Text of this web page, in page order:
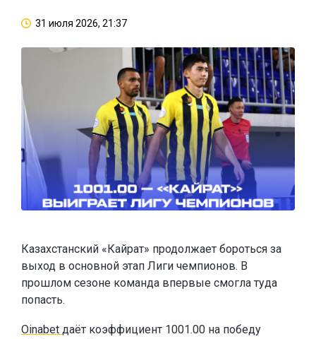
31 июля 2026, 21:37
Казахстанский «Кайрат» продолжает бороться за
выход в основной этап Лиги чемпионов. В
прошлом сезоне команда впервые смогла туда
попасть.
Oinabet даёт коэффициент 1001.00 на победу